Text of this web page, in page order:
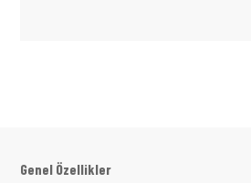
Genel Özellikler